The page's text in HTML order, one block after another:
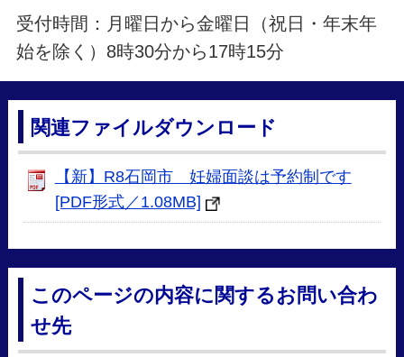
受付時間：月曜日から金曜日（祝日・年末年
始を除く）8時30分から17時15分
関連ファイルダウンロード
【新】R8石岡市 妊婦面談は予約制です
[PDF形式／1.08MB]
このページの内容に関するお問い合わ
せ先